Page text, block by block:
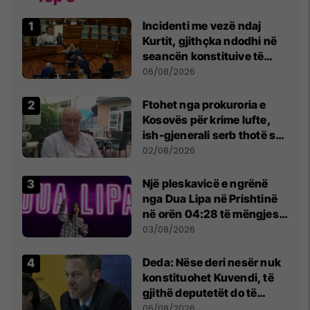
Incidenti me vezë ndaj
Kurtit, gjithçka ndodhi në
seancën konstituive të
Kuvendit
06/08/2026
Ftohet nga prokuroria e
Kosovës për krime lufte,
ish-gjenerali serb thotë se
dikush e tradhtoi në
02/08/2026
Një pleskavicë e ngrënë
nga Dua Lipa në Prishtinë
në orën 04:28 të mëngjesit
- dhe bota digjitale serbe
03/08/2026
Deda: Nëse deri nesër nuk
konstituohet Kuvendi, të
gjithë deputetët do të